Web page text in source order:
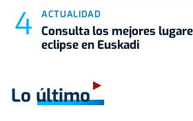
ACTUALIDAD
Consulta los mejores
eclipse en Euskadi
Lo último